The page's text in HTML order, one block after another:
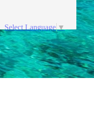
Select Language ▼